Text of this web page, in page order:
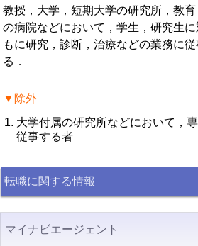
教授，大学，短期大学の研究所，教
の病院などにおいて，学生，研究生
もに研究，診断，治療などの業務に
る．
▼除外
大学付属の研究所などにおいて，
従事する者
転職に関する情報
マイナビエージェント